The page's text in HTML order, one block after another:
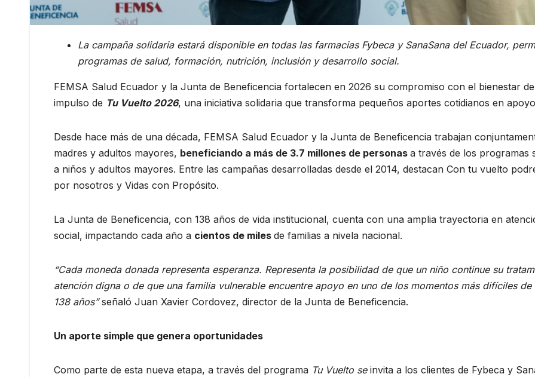
La campaña solidaria estará disponible en todas las farmacias Fybeca y SanaSana del Ecuador,
programas de salud, formación, nutrición, inclusión y desarrollo social.
FEMSA Salud Ecuador y la Junta de Beneficencia fortalecen en 2026 su compromiso con el bienestar
impulso de Tu Vuelto 2026, una iniciativa solidaria que transforma pequeños aportes cotidianos en
Desde hace más de una década, FEMSA Salud Ecuador y la Junta de Beneficencia trabajan
madres y adultos mayores, beneficiando a más de 3.7 millones de personas a través de los programas
a niños y adultos mayores. Entre las campañas desarrolladas desde el 2014, destacan Con tu vuelto
por nosotros y Vidas con Propósito.
La Junta de Beneficencia, con 138 años de vida institucional, cuenta con una amplia trayectoria en
social, impactando cada año a cientos de miles de familias a nivela nacional.
“Cada moneda donada representa esperanza. Representa la posibilidad de que un niño continue su
atención digna o de que una familia vulnerable encuentre apoyo en uno de los momentos más difíciles
138 años”señaló Juan Xavier Cordovez, director de la Junta de Beneficencia.
Un aporte simple que genera oportunidades
Como parte de esta nueva etapa, a través del programa Tu Vuelto se invita a los clientes de Fybeca y